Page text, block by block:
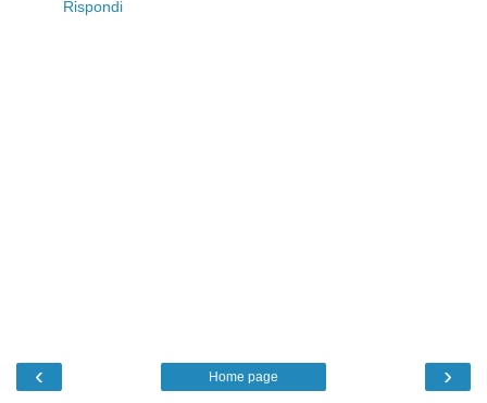
Rispondi
‹ ›
Home page